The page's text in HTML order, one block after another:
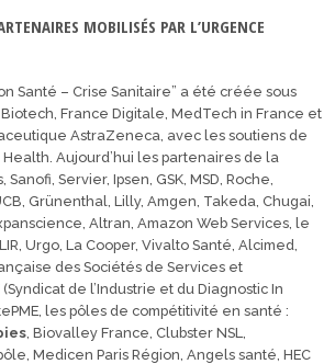
MOBILISÉS PAR L’URGENCE
Santé – Crise Sanitaire” a été créée sous
France Digitale, MedTech in France et
AstraZeneca, avec les soutiens de
Health. Aujourd’hui les partenaires de la
Servier, Ipsen, GSK, MSD, Roche,
Grünenthal, Lilly, Amgen, Takeda, Chugai,
Altran, Amazon Web Services, le
Urgo, La Cooper, Vivalto Santé, Alcimed,
des Sociétés de Services et
(Syndicat de l’Industrie et du Diagnostic In
les pôles de compétitivité en santé :
, Biovalley France, Clubster NSL,
Medicen Paris Région, Angels santé, HEC